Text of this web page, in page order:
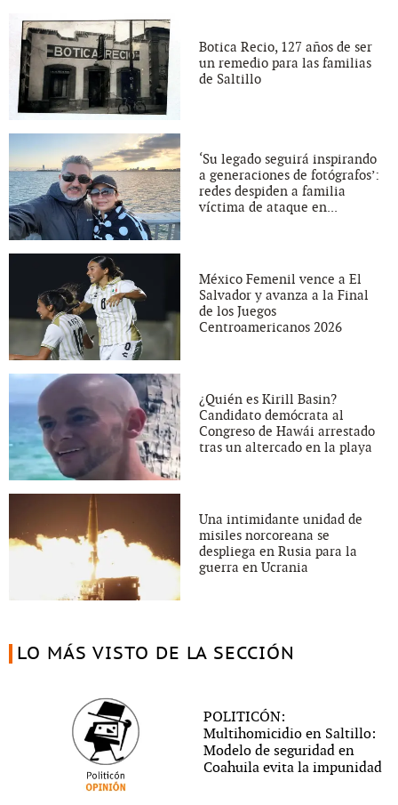
Botica Recio, 127 años de ser
un remedio para las familias
de Saltillo
‘Su legado seguirá inspirando
a generaciones de fotógrafos’:
redes despiden a familia
víctima de ataque en...
México Femenil vence a El
Salvador y avanza a la Final
de los Juegos
Centroamericanos 2026
¿Quién es Kirill Basin?
Candidato demócrata al
Congreso de Hawái arrestado
tras un altercado en la playa
Una intimidante unidad de
misiles norcoreana se
despliega en Rusia para la
guerra en Ucrania
LO MÁS VISTO DE LA SECCIÓN
POLITICÓN:
Multihomicidio en Saltillo:
Modelo de seguridad en
Coahuila evita la impunidad